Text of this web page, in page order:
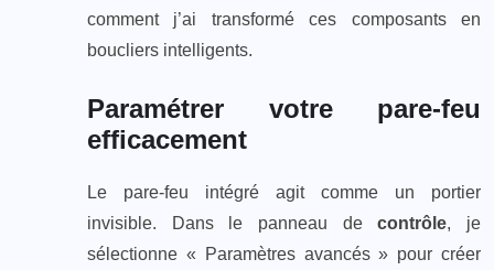
comment j’ai transformé ces composants en
boucliers intelligents.
Paramétrer votre pare-feu
efficacement
Le pare-feu intégré agit comme un portier
invisible. Dans le panneau decontrôle, je
sélectionne « Paramètres avancés » pour créer